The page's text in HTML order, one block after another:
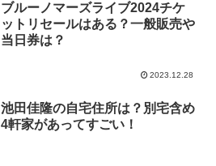
ブルーノマーズライブ2024チケ
ットリセールはある？一般販売や
当日券は？
2023.12.28
池田佳隆の自宅住所は？別宅含め
4軒家があってすごい！